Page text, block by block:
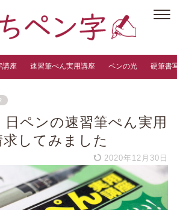
講座 速習筆ぺん実用講座 ペンの光 硬筆書
日ペンの速習筆ぺん実用
してみました
2020年12月30日